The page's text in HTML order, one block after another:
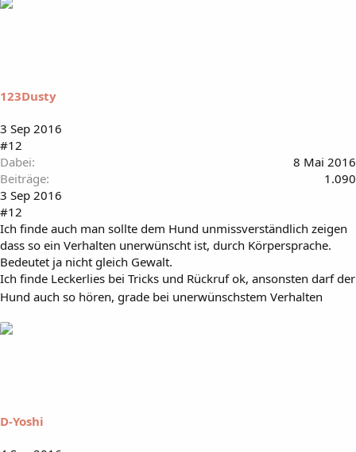
123Dusty
3 Sep 2016
#12
Dabei
8 Mai 2016
Beiträge
1.090
3 Sep 2016
#12
Ich finde auch man sollte dem Hund unmissverständlich zeigen
dass so ein Verhalten unerwünscht ist, durch Körpersprache.
Bedeutet ja nicht gleich Gewalt.
Ich finde Leckerlies bei Tricks und Rückruf ok, ansonsten darf der
Hund auch so hören, grade bei unerwünschstem Verhalten
D-Yoshi